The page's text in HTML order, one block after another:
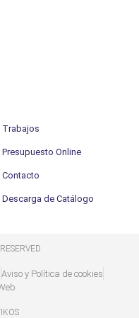
Trabajos
Presupuesto Online
Contacto
Descarga de Catálogo
Aviso y Política de cookies